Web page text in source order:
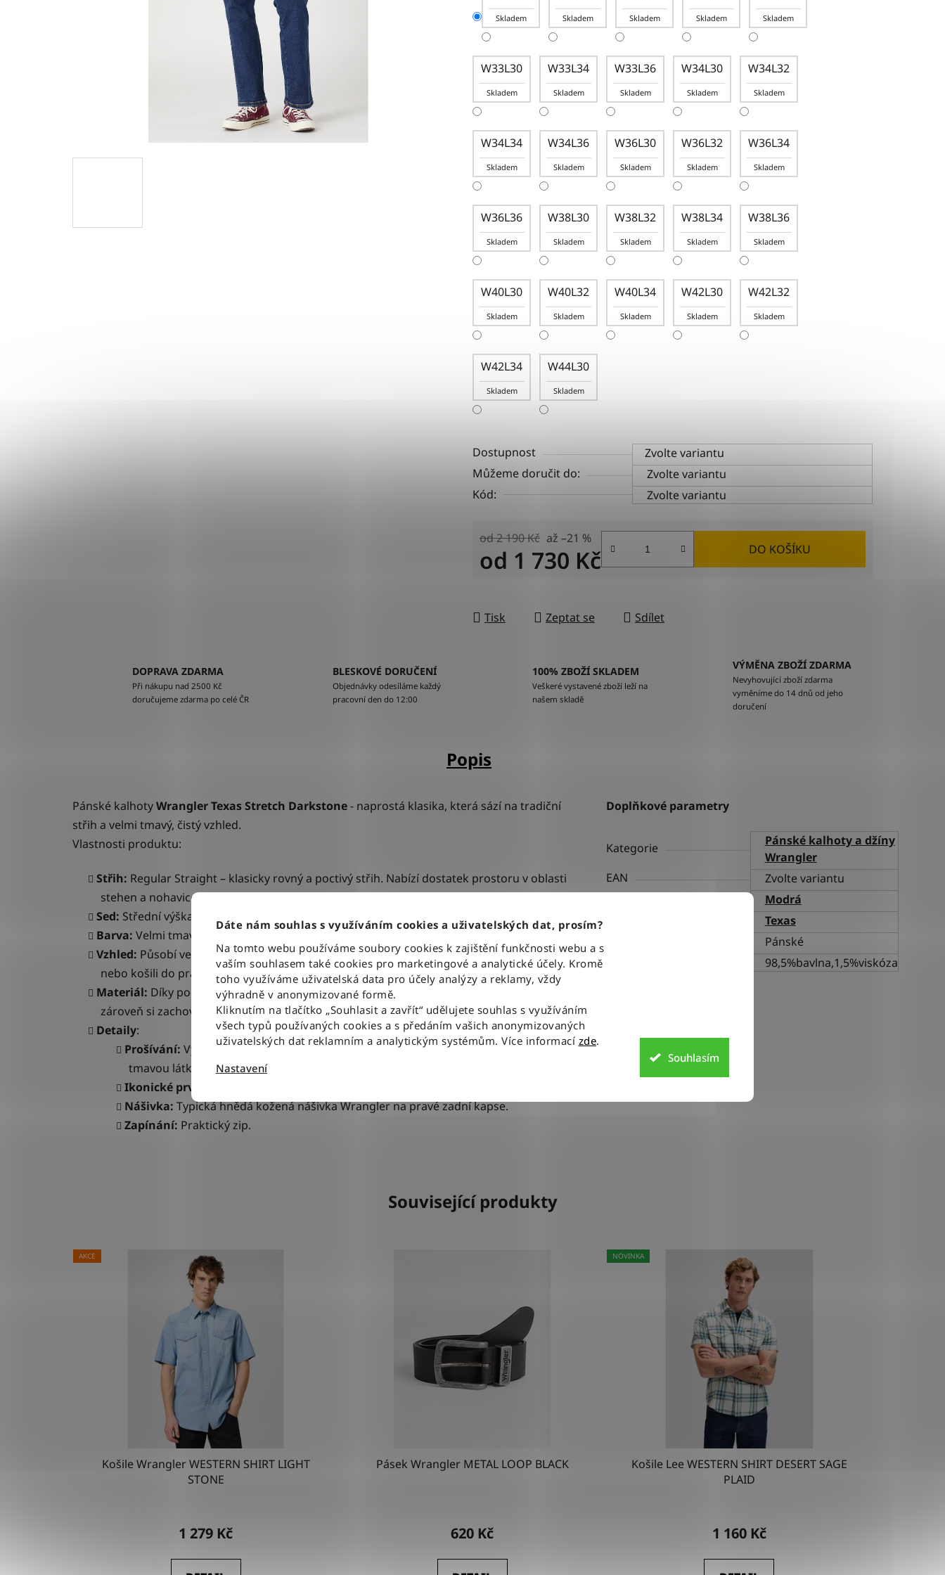
Dáte nám souhlas s využíváním cookies a uživatelských dat, prosím?
Na tomto webu používáme soubory cookies k zajištění funkčnosti webu a s
vaším souhlasem také cookies pro marketingové a analytické účely. Kromě
toho využíváme uživatelská data pro účely analýzy a reklamy, vždy
výhradně v anonymizované formě.
Kliknutím na tlačítko „Souhlasit a zavřít“ udělujete souhlas s využíváním
všech typů používaných cookies a s předáním vašich anonymizovaných
uživatelských dat reklamním a analytickým systémům. Více informací zde.
Nastavení
Souhlasím
Skladem Skladem Skladem Skladem Skladem
W33L30
Skladem
W33L34
Skladem
W33L36
Skladem
W34L30
Skladem
W34L32
Skladem
W34L34
Skladem
W34L36
Skladem
W36L30
Skladem
W36L32
Skladem
W36L34
Skladem
W36L36
Skladem
W38L30
Skladem
W38L32
Skladem
W38L34
Skladem
W38L36
Skladem
W40L30
Skladem
W40L32
Skladem
W40L34
Skladem
W42L30
Skladem
W42L32
Skladem
W42L34
Skladem
W44L30
Skladem
Dostupnost
Zvolte variantu
Můžeme doručit do:
Zvolte variantu
Kód:
Zvolte variantu
od 2 190 Kč až –21 %
od 1 730 Kč DO KOŠÍKU
Tisk Zeptat se Sdílet
DOPRAVA ZDARMA
Při nákupu nad 2500 Kč
doručujeme zdarma po celé ČR
BLESKOVÉ DORUČENÍ
Objednávky odesíláme každý
pracovní den do 12:00
100% ZBOŽÍ SKLADEM
Veškeré vystavené zboží leží na
našem skladě
VÝMĚNA ZBOŽÍ ZDARMA
Nevyhovující zboží zdarma
vyměníme do 14 dnů od jeho
doručení
Popis
Pánské kalhotyWrangler Texas Stretch Darkstone- naprostá klasika, která sází na tradiční
střih a velmi tmavý, čistý vzhled.
Vlastnosti produktu:
Střih: Regular Straight – klasicky rovný a poctivý střih. Nabízí dostatek prostoru v oblasti
stehen a nohavice vedou rovně až k botám.
Sed: Střední výška sedu, která zajišťuje stabilní a velmi pohodlné usazení přímo v pase.
Barva: Velmi tmavě modrá, sytá barva (indigo) s minimálním nebo žádným sepráním.
Vzhled: Působí velmi čistě a formálně, díky čemuž jsou tyto džíny skvělou volbou i k saku
nebo košili do práce.
Materiál: Díky podílu elastanu jsou džíny mírně pružné. Materiál neomezuje v pohybu, ale
zároveň si zachovává charakter a pevnost pravého denimu.
Detaily:
Prošívání: Výrazné tabákově hnědé nebo oranžové prošívání, které kontrastuje s
tmavou látkou.
Ikonické prvky:
Nášivka: Typická hnědá kožená nášivka Wrangler na pravé zadní kapse.
Zapínání: Praktický zip.
Doplňkové parametry
Kategorie
Pánské kalhoty a džíny
Wrangler
EAN
Zvolte variantu
Modrá
Texas
Pánské
98,5%bavlna,1,5%viskóza
Související produkty
AKCE
Košile Wrangler WESTERN SHIRT LIGHT
STONE
1 279 Kč
Pásek Wrangler METAL LOOP BLACK
hodnocení
je
620 Kč
NOVINKA
Košile Lee WESTERN SHIRT DESERT SAGE
PLAID
1 160 Kč